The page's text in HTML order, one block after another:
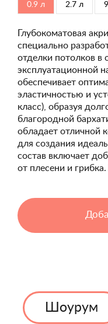
0.9 л 2.7 л
Глубокоматовая
специально
отделки потолков в
эксплуатационной
обеспечивает
эластичностью и
класс), образуя
благородной
обладает отличной
для создания
состав включает
от плесени и
Шоурум